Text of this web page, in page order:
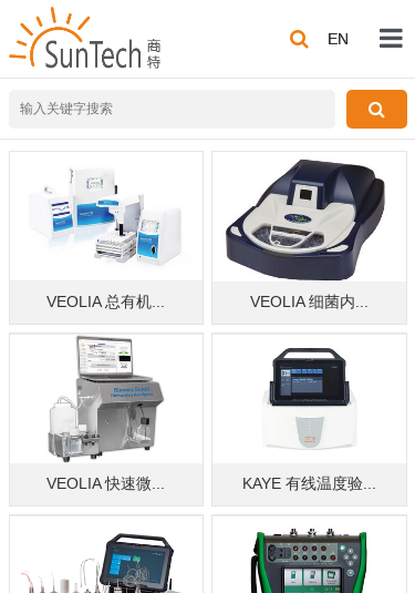
EN
EN
VEOLIA 总有机... VEOLIA 细菌内...
VEOLIA 快速微... KAYE 有线温度验...